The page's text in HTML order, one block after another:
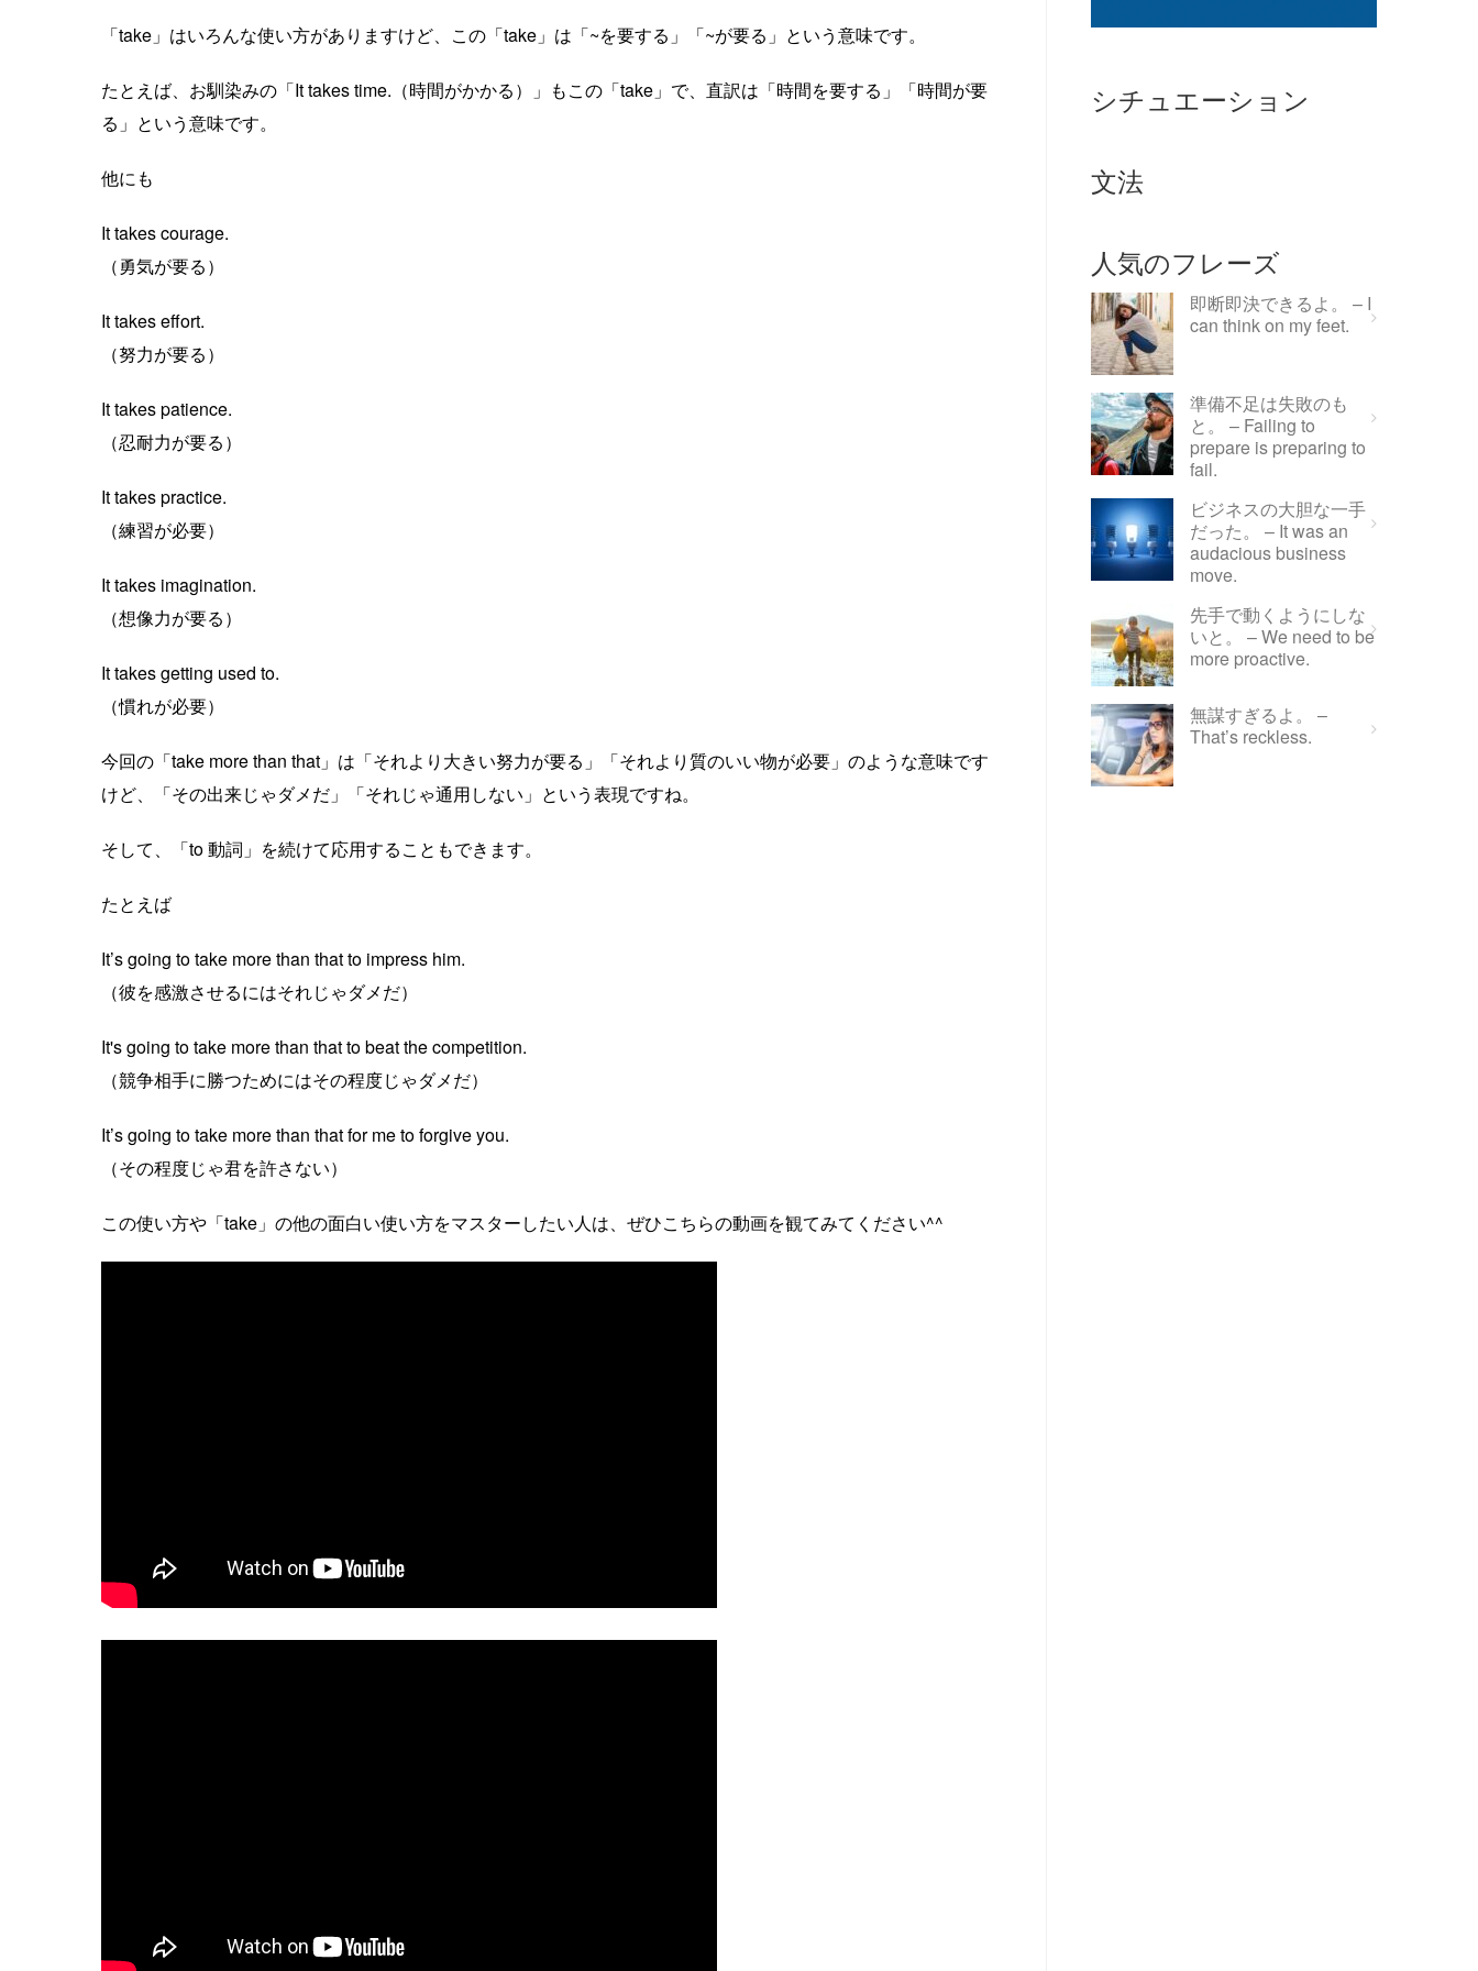
「take」はいろんな使い方がありますけど、この「take」は「~を要する」「~が要る」という意味です。
たとえば、お馴染みの「It takes time.（時間がかかる）」もこの「take」で、直訳は「時間を要する」「時間が要
る」という意味です。
他にも
It takes courage.
（勇気が要る）
It takes effort.
（努力が要る）
It takes patience.
（忍耐力が要る）
It takes practice.
（練習が必要）
It takes imagination.
（想像力が要る）
It takes getting used to.
（慣れが必要）
今回の「take more than that」は「それより大きい努力が要る」「それより質のいい物が必要」のような意味です
けど、「その出来じゃダメだ」「それじゃ通用しない」という表現ですね。
そして、「to 動詞」を続けて応用することもできます。
たとえば
It’s going to take more than that to impress him.
（彼を感激させるにはそれじゃダメだ）
It's going to take more than that to beat the competition.
（競争相手に勝つためにはその程度じゃダメだ）
It’s going to take more than that for me to forgive you.
（その程度じゃ君を許さない）
この使い方や「take」の他の面白い使い方をマスターしたい人は、ぜひこちらの動画を観てみてください^^
シチュエーション
文法
人気のフレーズ
即断即決できるよ。 – I
can think on my feet.
準備不足は失敗のも
と。 – Failing to
prepare is preparing to
fail.
ビジネスの大胆な一手
だった。 – It was an
audacious business
move.
先手で動くようにしな
いと。 – We need to be
more proactive.
無謀すぎるよ。 –
That’s reckless.